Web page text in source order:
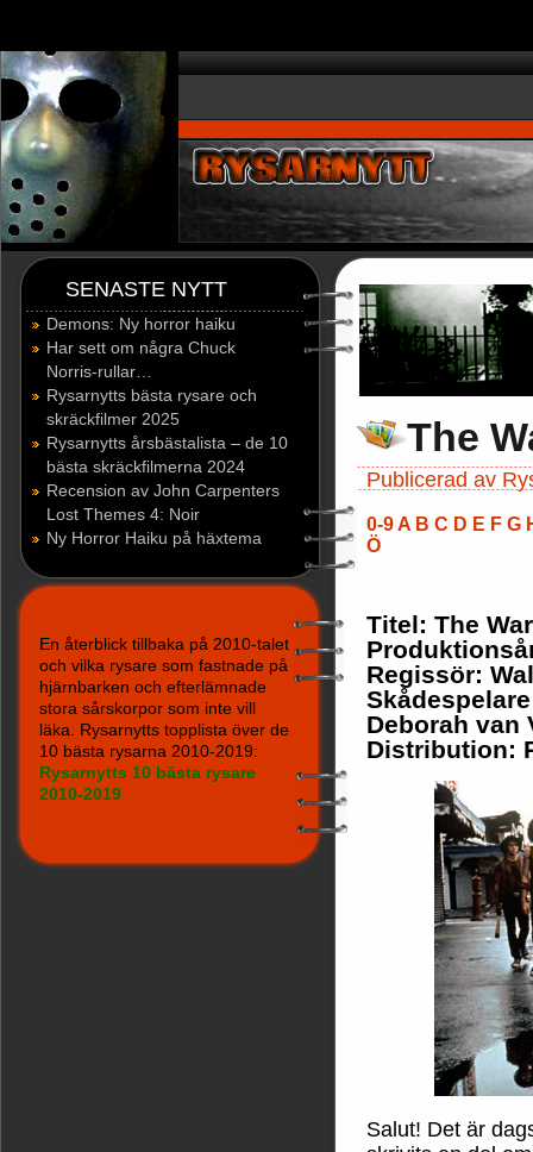
SENASTE NYTT
Demons: Ny horror haiku
Har sett om några Chuck
Norris-rullar…
Rysarnytts bästa rysare och
skräckfilmer 2025
Rysarnytts årsbästalista – de 10
bästa skräckfilmerna 2024
Recension av John Carpenters
Lost Themes 4: Noir
Ny Horror Haiku på häxtema
En återblick tillbaka på 2010-talet
och vilka rysare som fastnade på
hjärnbarken och efterlämnade
stora sårskorpor som inte vill
läka. Rysarnytts topplista över de
10 bästa rysarna 2010-2019:
Rysarnytts 10 bästa rysare
2010-2019
The
Publicerad av
0-9A B C D E F G
Ö
Titel: The
Regissör:
Deborah van
Distribution:
Salut! Det är